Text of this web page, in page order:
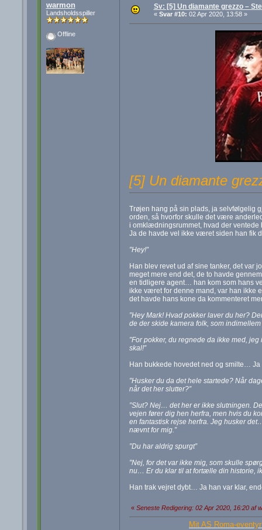
warmon
Landsholdsspiller
Offline
Sv: [5] Un diamante grezzo –
« Svar #10: 02 Apr 2020, 13:58 »
[5] Un diamante
Trøjen hang på sin plads, ja selvfølgelig
orden, så hvorfor skulle det være
i omklædningsrummet, hvad der
Ja de havde vel ikke været siden han
”Hey!”
Han blev revet ud af sine tanker, det var
meget mere end det, de to havde
en tidligere agent… han kom som hans
ikke været for denne mand, var han ikke
det havde hans kone da kommenteret
”Hey Mark! Hvad pokker laver du her?
de der skide kamera folk, som
”For pokker, du regnede da ikke med,
skal!”
Han bukkede hovedet ned og smilte…
”Husker du da det hele startede? Når
når det her slutter?”
”Slut? Nej… det her er ikke slutningen.
vejen fører dig hen herfra, men hvis du
en fantastisk rejse herfra. Jeg husker
nævnt for mig.”
”Du har aldrig spurgt”
”Nej, for det var ikke mig, som skulle
nu… Er du klar til at fortælle din historie,
Han trak vejret dybt… Ja han var klar,
« Seneste Redigering: 02 Apr 2020, 16:20 af
Mit AS Roma-